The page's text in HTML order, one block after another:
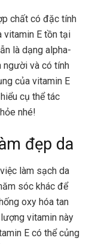
chất có đặc tính
vitamin E tồn tại
là dạng alpha-
người và có tính
của vitamin E
cụ thể tác
nhé!
đẹp da
làm sạch da
sóc khác để
oxy hóa tan
vitamin này
E có thể củng